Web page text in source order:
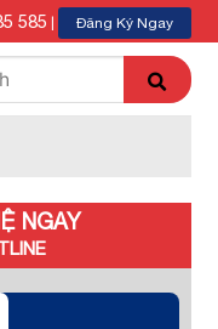
585 Đăng Ký Ngay
NGAY